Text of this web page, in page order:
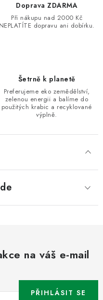
Doprava ZDARMA
Při nákupu nad 2000 Kč
NEPLATÍTE dopravu ani dobírku.
Šetrně k planetě
Preferujeme eko zemědělství,
zelenou energii a balíme do
použitých krabic a recyklované
výplně.
na váš e-mail
PŘIHLÁSIT SE